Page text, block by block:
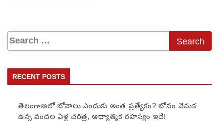
RECENT POSTS
తెలంగాణలో బోనాలు ఎందుకు అంత ప్రత్యేకం? బోనం వెనుక
ఉన్న వందల ఏళ్ల చరిత్ర, ఆధ్యాత్మిక రహస్యం ఇదే!